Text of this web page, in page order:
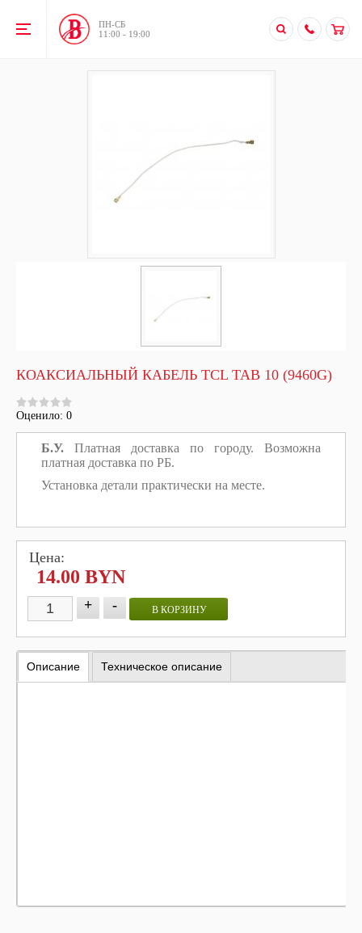
ПН-CБ
11:00 - 19:00
КОАКСИАЛЬНЫЙ КАБЕЛЬ TCL TAB 10 (9460G)
Оценило: 0
Б.У. Платная доставка по городу. Возможна
платная доставка по РБ.
Установка детали практически на месте.
Цена:
14.00 BYN
+ - В КОРЗИНУ
Описание Техническое описание